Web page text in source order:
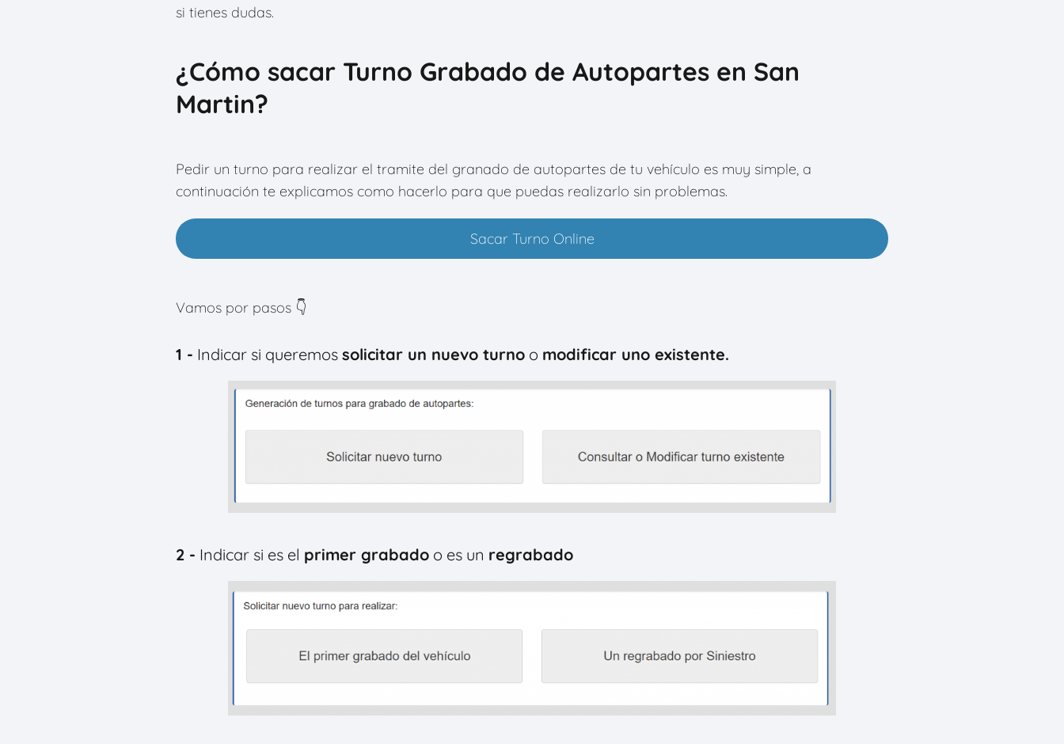
si tienes dudas.
¿Cómo sacar Turno Grabado de Autopartes en San
Martin?
Pedir un turno para realizar el tramite del granado de autopartes de tu vehículo es muy simple, a
continuación te explicamos como hacerlo para que puedas realizarlo sin problemas.
Sacar Turno Online
Vamos por pasos 👇
1 - Indicar si queremos solicitar un nuevo turno o modificar uno existente.
2 - Indicar si es el primer grabado o es un regrabado